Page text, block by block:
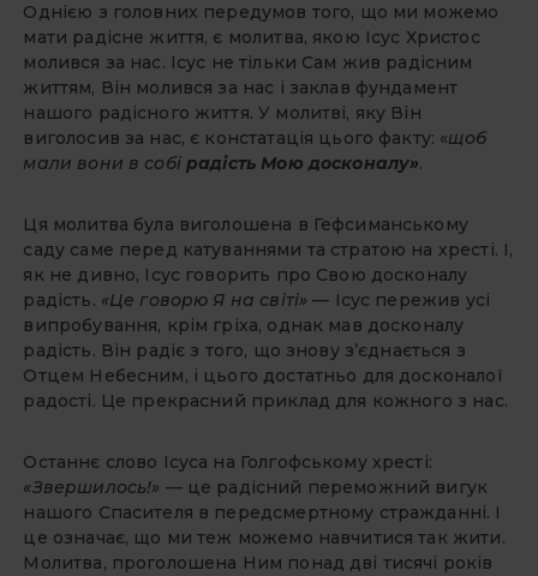
Однією з головних передумов того, що ми можемо
мати радісне життя, є молитва, якою Ісус Христос
молився за нас. Ісус не тільки Сам жив радісним
життям, Він молився за нас і заклав фундамент
нашого радісного життя. У молитві, яку Він
виголосив за нас, є констатація цього факту: «щоб
мали вони в собірадість Мою досконалу».
Ця молитва була виголошена в Гефсиманському
саду саме перед катуваннями та стратою на хресті. І,
як не дивно, Ісус говорить про Свою досконалу
радість. «Це говорю Я на світі»— Ісус пережив усі
випробування, крім гріха, однак мав досконалу
радість. Він радіє з того, що знову з’єднається з
Отцем Небесним, і цього достатньо для досконалої
радості. Це прекрасний приклад для кожного з нас.
Останнє слово Ісуса на Голгофському хресті:
«Звершилось!» — це радісний переможний вигук
нашого Спасителя в передсмертному стражданні. І
це означає, що ми теж можемо навчитися так жити.
Молитва, проголошена Ним понад дві тисячі років